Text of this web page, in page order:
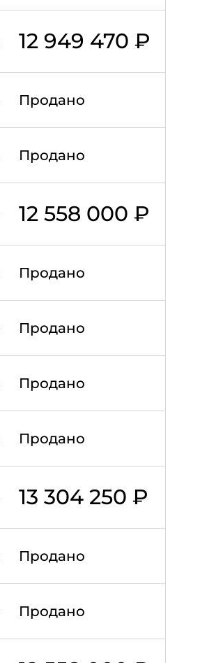
12 949 470 ₽
Продано
Продано
12 558 000 ₽
Продано
Продано
Продано
Продано
13 304 250 ₽
Продано
Продано